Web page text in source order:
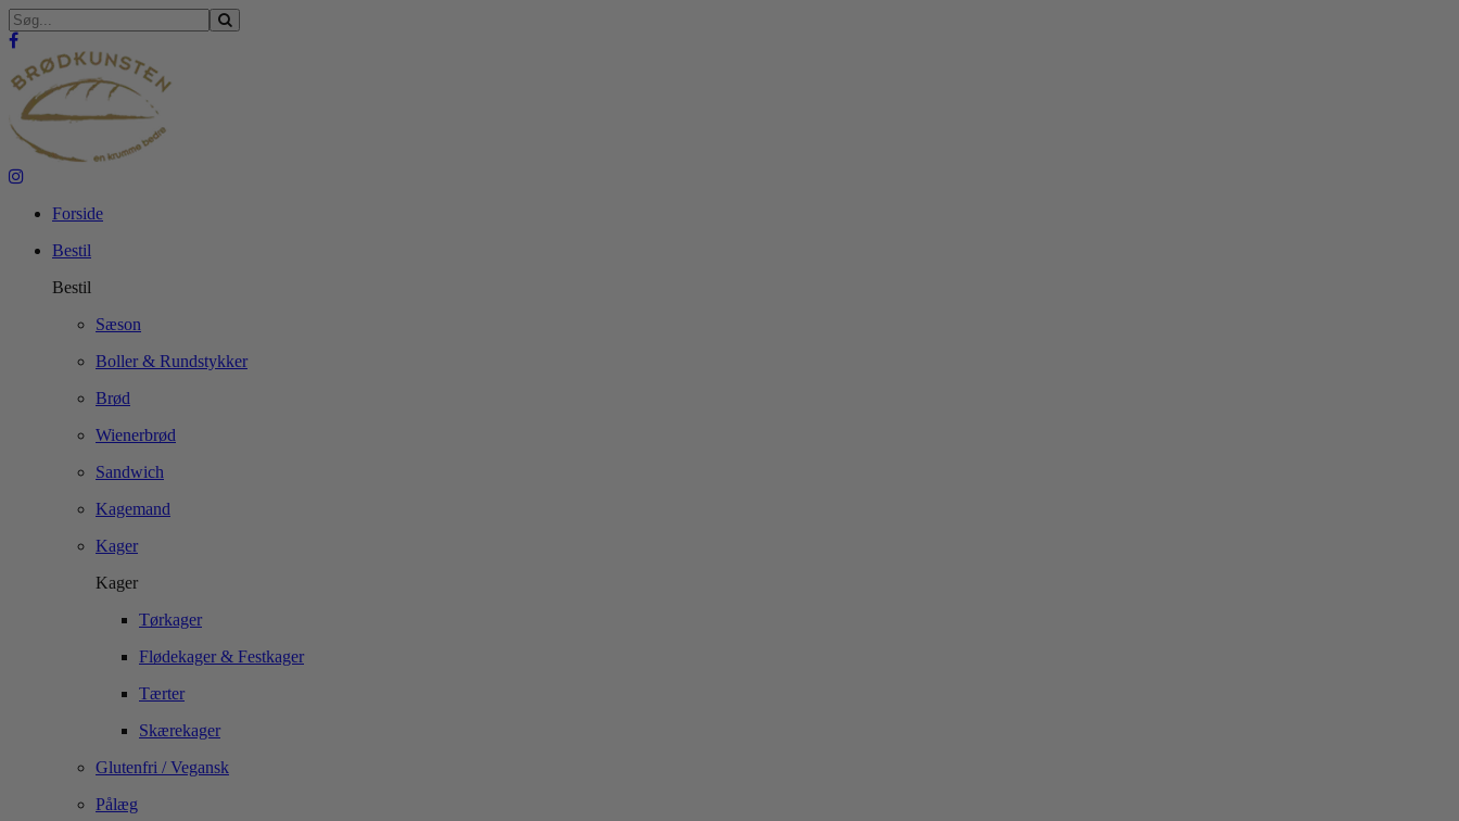
Forside
Bestil
Bestil
Sæson
Boller & Rundstykker
Brød
Wienerbrød
Sandwich
Kagemand
Kager
Kager
Tørkager
Flødekager & Festkager
Tærter
Skærekager
Glutenfri / Vegansk
Pålæg